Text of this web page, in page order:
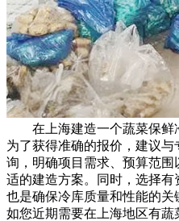
在上海建造一个蔬菜保鲜
为了获得准确的报价，建议
询，明确项目需求、预算范
适的建造方案。同时，选择有
也是确保冷库质量和性能的关
如您近期需要在上海地区有